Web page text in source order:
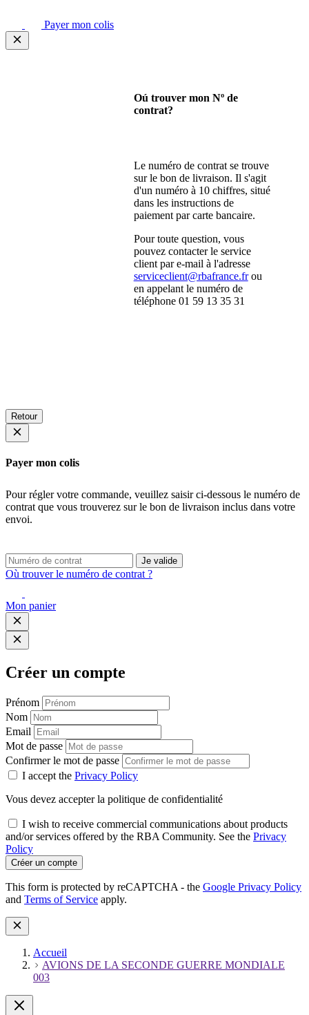
Payer mon colis
Oú trouver mon Nº de
contrat?
Le numéro de contrat se trouve
sur le bon de livraison. Il s'agit
d'un numéro à 10 chiffres, situé
dans les instructions de
paiement par carte bancaire.
Pour toute question, vous
pouvez contacter le service
client par e-mail à l'adresse
serviceclient@rbafrance.frou
en appelant le numéro de
téléphone 01 59 13 35 31
Retour
Payer mon colis
Pour régler votre commande, veuillez saisir ci-dessous le numéro de
contrat que vous trouverez sur le bon de livraison inclus dans votre
envoi.
Je valide
Où trouver le numéro de contrat ?
Mon panier
Créer un compte
Prénom
Nom
Email
Mot de passe
Confirmer le mot de passe
I accept the Privacy Policy
Vous devez accepter la politique de confidentialité
I wish to receive commercial communications about products
and/or services offered by the RBA Community. See the Privacy
Policy
Créer un compte
This form is protected by reCAPTCHA - the Google Privacy Policy
and Terms of Service apply.
Accueil
AVIONS DE LA SECONDE GUERRE MONDIALE
003